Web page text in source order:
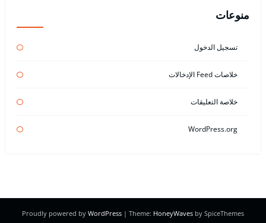
منوعات
تسجيل الدخول
خلاصات Feed الإدخالات
خلاصة التعليقات
WordPress.org
Proudly powered by WordPress | Theme: HoneyWaves by SpiceThemes